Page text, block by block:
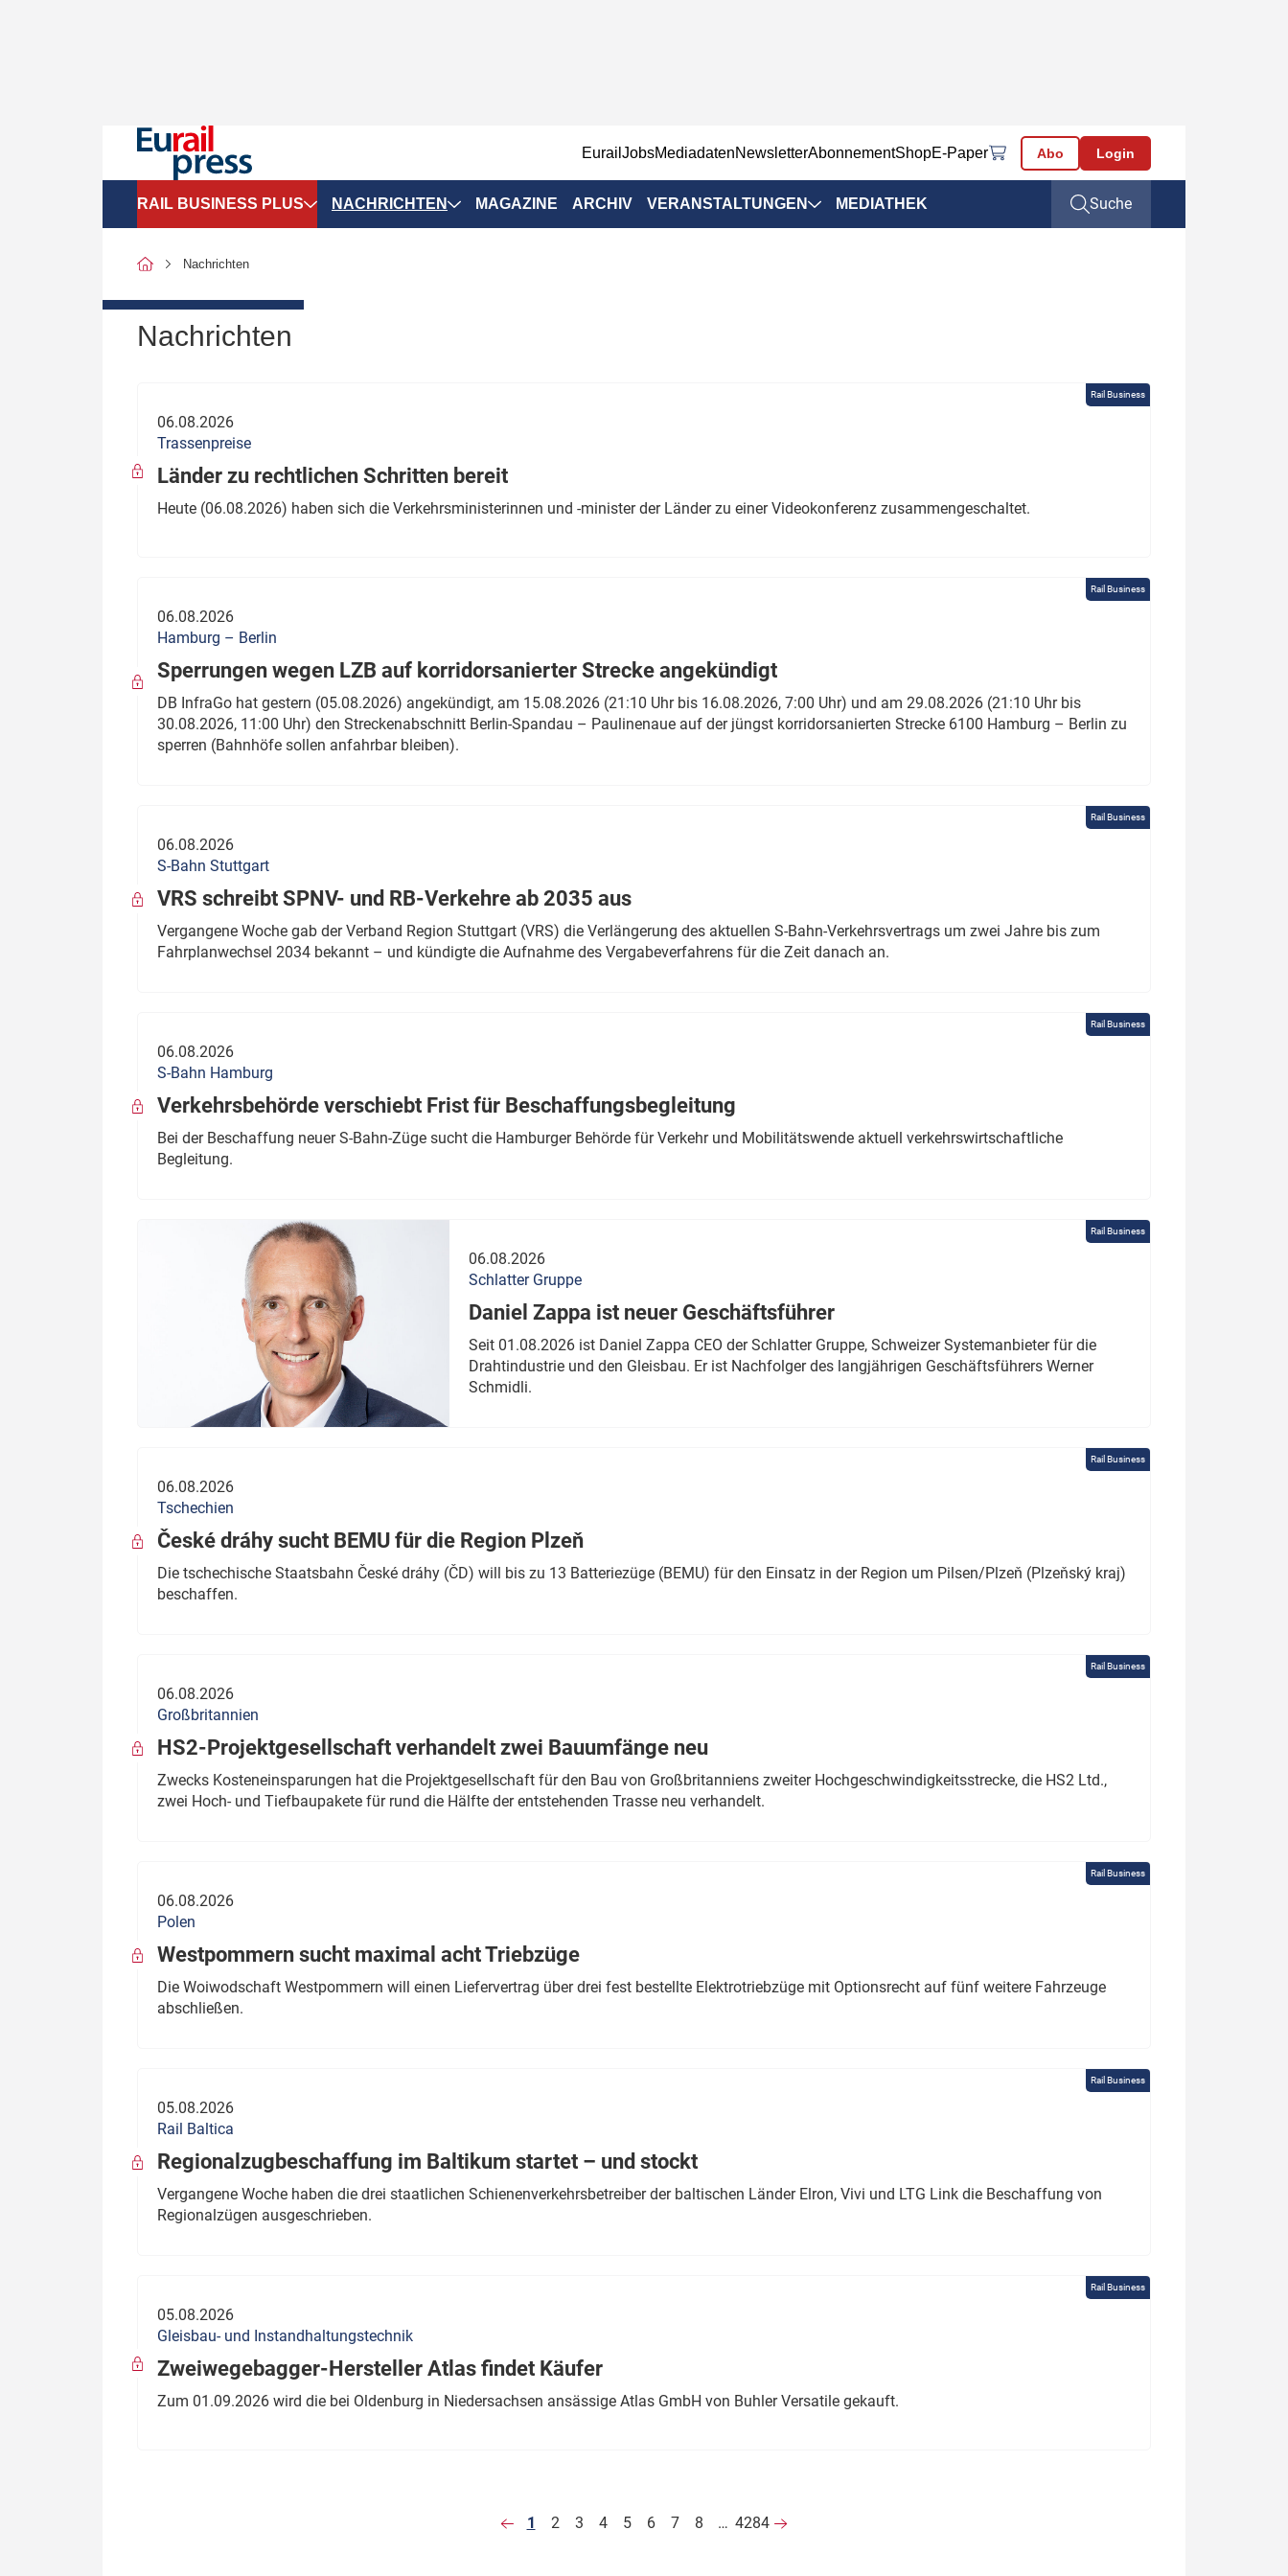
EurailJobsMediadatenNewsletterAbonnementShopE-Paper Abo Login
RAIL BUSINESS PLUS
SPNV-Marktdaten
Politik
wen?
Thema des Monats
Dossier: Generalsanierung
Dossier: ETCS
Dossier:
NACHRICHTEN MAGAZINE ARCHIV VERANSTALTUNGEN MEDIATHEK Suche
Nachrichten
Nachrichten
Rail Business
06.08.2026
Trassenpreise
Länder zu rechtlichen Schritten bereit
Heute (06.08.2026) haben sich die Verkehrsministerinnen und -minister der Länder zu einer Videokonferenz zusammengeschaltet.
Rail Business
06.08.2026
Hamburg – Berlin
Sperrungen wegen LZB auf korridorsanierter Strecke angekündigt
DB InfraGo hat gestern (05.08.2026) angekündigt, am 15.08.2026 (21:10 Uhr bis 16.08.2026, 7:00 Uhr) und am 29.08.2026 (21:10 Uhr bis
30.08.2026, 11:00 Uhr) den Streckenabschnitt Berlin-Spandau – Paulinenaue auf der jüngst korridorsanierten Strecke 6100 Hamburg – Berlin zu
sperren (Bahnhöfe sollen anfahrbar bleiben).
Rail Business
06.08.2026
S-Bahn Stuttgart
VRS schreibt SPNV- und RB-Verkehre ab 2035 aus
Vergangene Woche gab der Verband Region Stuttgart (VRS) die Verlängerung des aktuellen S-Bahn-Verkehrsvertrags um zwei Jahre bis zum
Fahrplanwechsel 2034 bekannt – und kündigte die Aufnahme des Vergabeverfahrens für die Zeit danach an.
Rail Business
06.08.2026
S-Bahn Hamburg
Verkehrsbehörde verschiebt Frist für Beschaffungsbegleitung
Bei der Beschaffung neuer S-Bahn-Züge sucht die Hamburger Behörde für Verkehr und Mobilitätswende aktuell verkehrswirtschaftliche
Begleitung.
Rail Business
06.08.2026
Schlatter Gruppe
Daniel Zappa ist neuer Geschäftsführer
Seit 01.08.2026 ist Daniel Zappa CEO der Schlatter Gruppe, Schweizer Systemanbieter für die
Drahtindustrie und den Gleisbau. Er ist Nachfolger des langjährigen Geschäftsführers Werner
Schmidli.
Rail Business
06.08.2026
Tschechien
České dráhy sucht BEMU für die Region Plzeň
Die tschechische Staatsbahn České dráhy (ČD) will bis zu 13 Batteriezüge (BEMU) für den Einsatz in der Region um Pilsen/Plzeň (Plzeňský kraj)
beschaffen.
Rail Business
06.08.2026
Großbritannien
HS2-Projektgesellschaft verhandelt zwei Bauumfänge neu
Zwecks Kosteneinsparungen hat die Projektgesellschaft für den Bau von Großbritanniens zweiter Hochgeschwindigkeitsstrecke, die HS2 Ltd.,
zwei Hoch- und Tiefbaupakete für rund die Hälfte der entstehenden Trasse neu verhandelt.
Rail Business
06.08.2026
Polen
Westpommern sucht maximal acht Triebzüge
Die Woiwodschaft Westpommern will einen Liefervertrag über drei fest bestellte Elektrotriebzüge mit Optionsrecht auf fünf weitere Fahrzeuge
abschließen.
Rail Business
05.08.2026
Rail Baltica
Regionalzugbeschaffung im Baltikum startet – und stockt
Vergangene Woche haben die drei staatlichen Schienenverkehrsbetreiber der baltischen Länder Elron, Vivi und LTG Link die Beschaffung von
Regionalzügen ausgeschrieben.
Rail Business
05.08.2026
Gleisbau- und Instandhaltungstechnik
Zweiwegebagger-Hersteller Atlas findet Käufer
Zum 01.09.2026 wird die bei Oldenburg in Niedersachsen ansässige Atlas GmbH von Buhler Versatile gekauft.
1 2 3 4 5 6 7 8 … 4284